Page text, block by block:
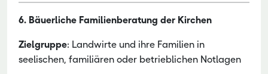
6. Bäuerliche Familienberatung der Kirchen
Zielgruppe: Landwirte und ihre Familien in
seelischen, familiären oder betrieblichen Notlagen